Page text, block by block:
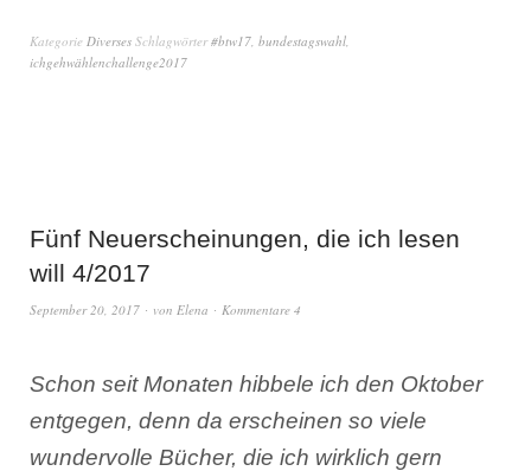
Kategorie Diverses Schlagwörter#btw17, bundestagswahl,
ichgehwählenchallenge2017
Fünf Neuerscheinungen, die ich lesen
will 4/2017
September 20, 2017 von Elena Kommentare 4
Schon seit Monaten hibbele ich den Oktober
entgegen, denn da erscheinen so viele
wundervolle Bücher, die ich wirklich gern